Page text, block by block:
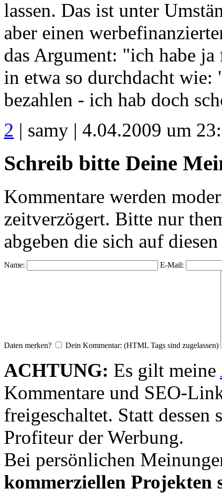
lassen. Das ist unter
aber einen
das Argument: "ich habe
in etwa so durchdacht
bezahlen - ich hab doch
2 | samy | 4.04.2009 um
Schreib bitte Deine
Kommentare werden
zeitverzögert. Bitte nur
abgeben die sich auf
Name: E-Mail:
Daten merken? Dein Kommentar: (HTML Tags sind zugelassen)
ACHTUNG: Es gilt meine
Kommentare und SEO-
freigeschaltet. Statt dessen
Profiteur der Werbung.
Bei persönlichen
kommerziellen Projekten